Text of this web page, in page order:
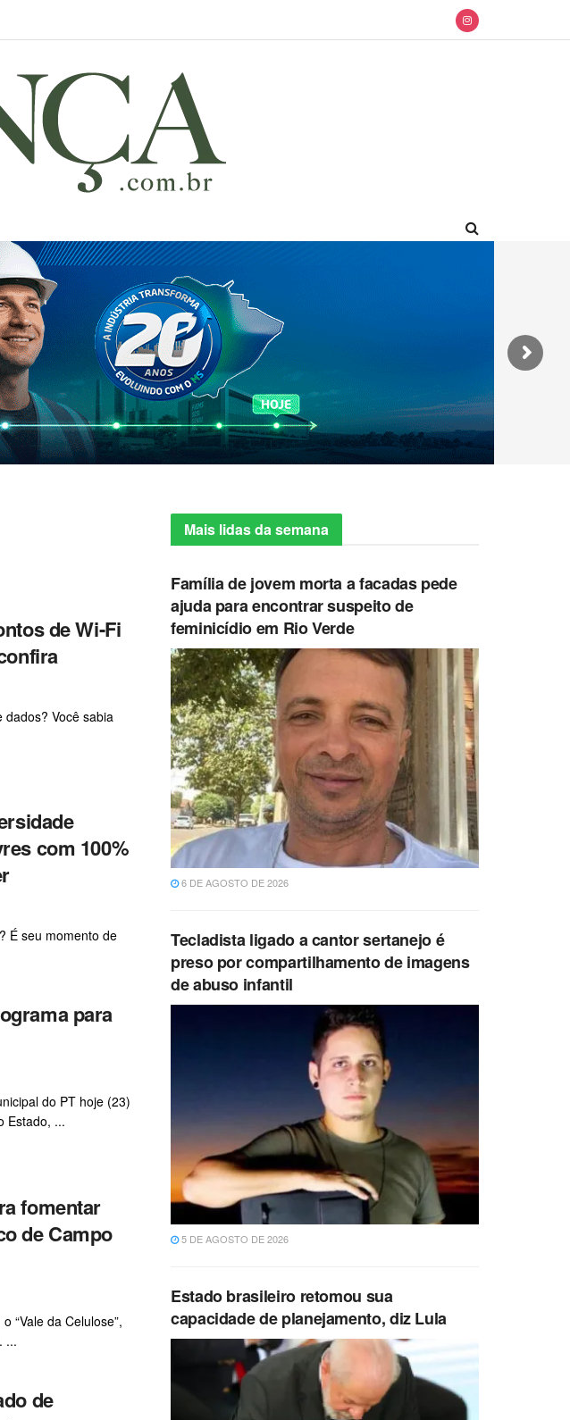
de Wi-Fi
Você sabia
com 100%
É seu momento de
para
do PT hoje (23)
Estado, ...
fomentar
de Campo
“Vale da Celulose”,
...
de
Mais lidas da semana
Família de jovem morta a facadas pede
ajuda para encontrar suspeito de
feminicídio em Rio Verde
6 DE AGOSTO DE 2026
Tecladista ligado a cantor sertanejo é
preso por compartilhamento de imagens
de abuso infantil
5 DE AGOSTO DE 2026
Estado brasileiro retomou sua
capacidade de planejamento, diz Lula